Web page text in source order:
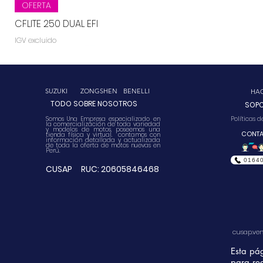
OFERTA
CFLITE 250 DUAL EFI
IGV excluido
SUZUKI
ZONGSHEN BENELLI
TODO SOBRE NOSOTROS
Somos Una Empresa especializado en
la comercialización de toda variedad
y modelos de motos, poseemos una
tienda física y virtual. contamos con
información detallada y actualizada
de toda la oferta de motos nuevas en
Perú.
CUSAP RUC: 20605846468
Políticas
Esta